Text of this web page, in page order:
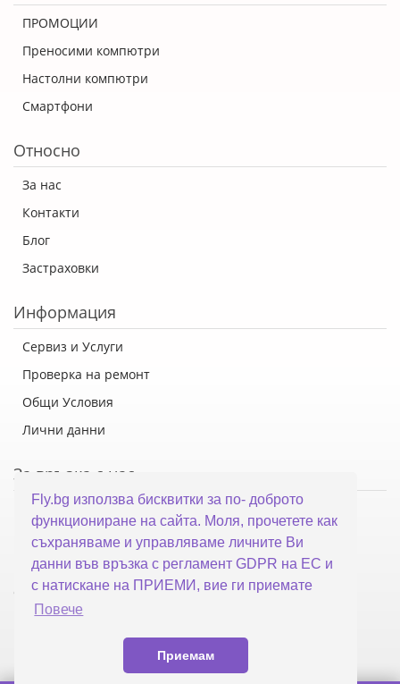
Fly.bg използва бисквитки за по- доброто
функциониране на сайта. Моля, прочетете как
съхраняваме и управляваме личните Ви
данни във връзка с регламент GDPR на ЕС и
с натискане на ПРИЕМИ, вие ги приемате
Повече
Приемам
ПРОМОЦИИ
Преносими компютри
Настолни компютри
Смартфони
Относно
За нас
Контакти
Блог
Застраховки
Информация
Сервиз и Услуги
Проверка на ремонт
Общи Условия
Лични данни
За връзка с нас
Флай Систем ООД
гр. Варна, ул. Каймакчалан 10А
тел: 052 321 321
office@fly.bg